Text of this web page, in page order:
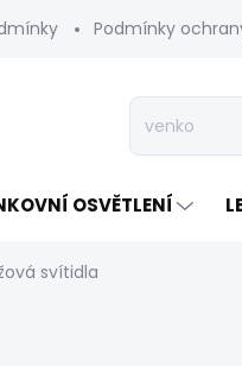
Podmínky
OSVĚTLENÍ
svítidla